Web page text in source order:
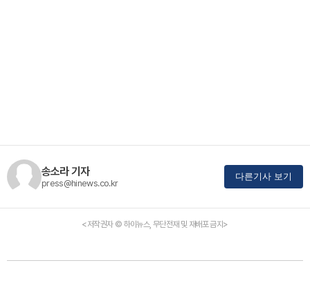
송소라 기자
press@hinews.co.kr
다른기사 보기
<저작권자 © 하이뉴스, 무단전재 및 재배포 금지>